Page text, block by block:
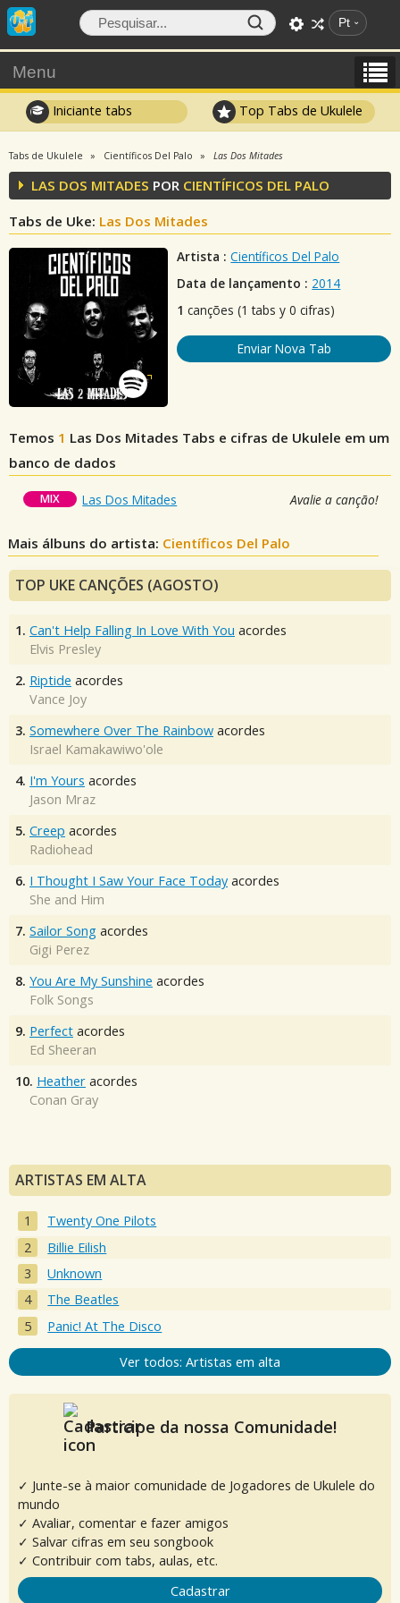
Pt
Menu
Iniciante tabs Top Tabs de Ukulele
Tabs de Ukulele Científicos Del Palo Las Dos Mitades
LAS DOS MITADES POR CIENTÍFICOS DEL PALO
Tabs de Uke: Las Dos Mitades
Artista : Científicos Del Palo
Data de lançamento : 2014
1 canções (1 tabs y 0 cifras)
Enviar Nova Tab
Temos 1 Las Dos Mitades Tabs e cifras de Ukulele em um
banco de dados
MIX Las Dos Mitades Avalie a canção!
Mais álbuns do artista: Científicos Del Palo
TOP UKE CANÇÕES (AGOSTO)
1. Can't Help Falling In Love With You acordes
Elvis Presley
2. Riptide acordes
Vance Joy
3. Somewhere Over The Rainbow acordes
Israel Kamakawiwo'ole
4. I'm Yours acordes
Jason Mraz
5. Creep acordes
Radiohead
6. I Thought I Saw Your Face Today acordes
She and Him
7. Sailor Song acordes
Gigi Perez
8. You Are My Sunshine acordes
Folk Songs
9. Perfect acordes
Ed Sheeran
10. Heather acordes
Conan Gray
ARTISTAS EM ALTA
Twenty One Pilots
Billie Eilish
Unknown
The Beatles
Panic! At The Disco
Ver todos: Artistas em alta
Participe da nossa Comunidade!
✓ Junte-se à maior comunidade de Jogadores de Ukulele do
mundo
✓ Avaliar, comentar e fazer amigos
✓ Salvar cifras em seu songbook
✓ Contribuir com tabs, aulas, etc.
Cadastrar